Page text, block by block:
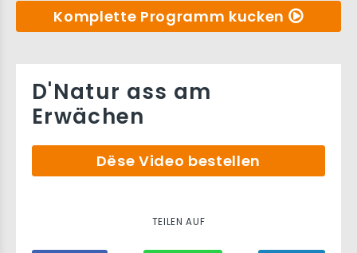
Komplette Programm kucken
D'Natur ass am
Erwächen
Dëse Video bestellen
TEILEN AUF